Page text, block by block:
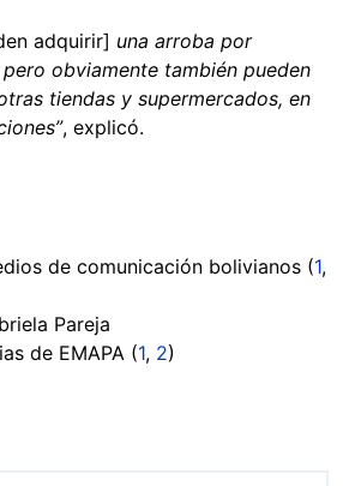
adquirir] una arroba por
pero obviamente también pueden
tiendas y supermercados, en
, explicó.
de comunicación bolivianos (1,
Pareja
de EMAPA (1, 2)